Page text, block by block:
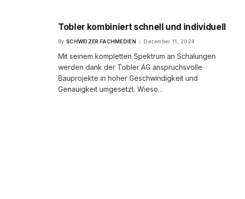
Tobler kombiniert schnell und individuell
By SCHWEIZER FACHMEDIEN Dezember 11, 2024
Mit seinem kompletten Spektrum an Schalungen
werden dank der Tobler AG anspruchsvolle
Bauprojekte in hoher Geschwindigkeit und
Genauigkeit umgesetzt. Wieso…